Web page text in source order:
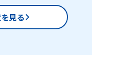
見る